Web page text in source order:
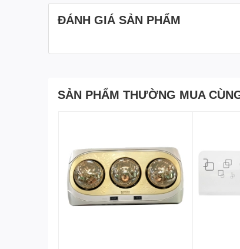
– Bề mặt bóng hồng ngoại tráng kim
những bóng thông thường (ấm hơn khoảng
– Sưởi ấm tức thì sau 3s khởi động,
ĐÁNH GIÁ SẢN PHẨM
SẢN PHẨM THƯỜNG MUA